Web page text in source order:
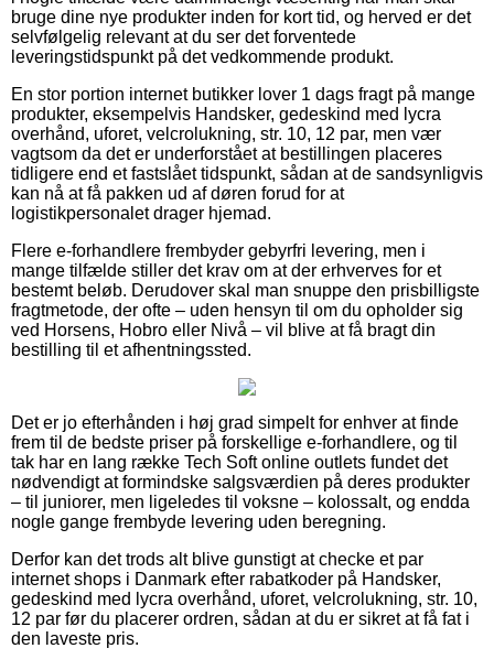
bruge dine nye produkter inden for kort tid, og herved er det
selvfølgelig relevant at du ser det forventede
leveringstidspunkt på det vedkommende produkt.
En stor portion internet butikker lover 1 dags fragt på mange
produkter, eksempelvis Handsker, gedeskind med lycra
overhånd, uforet, velcrolukning, str. 10, 12 par, men vær
vagtsom da det er underforstået at bestillingen placeres
tidligere end et fastslået tidspunkt, sådan at de sandsynligvis
kan nå at få pakken ud af døren forud for at
logistikpersonalet drager hjemad.
Flere e-forhandlere frembyder gebyrfri levering, men i
mange tilfælde stiller det krav om at der erhverves for et
bestemt beløb. Derudover skal man snuppe den prisbilligste
fragtmetode, der ofte – uden hensyn til om du opholder sig
ved Horsens, Hobro eller Nivå – vil blive at få bragt din
bestilling til et afhentningssted.
Det er jo efterhånden i høj grad simpelt for enhver at finde
frem til de bedste priser på forskellige e-forhandlere, og til
tak har en lang række Tech Soft online outlets fundet det
nødvendigt at formindske salgsværdien på deres produkter
– til juniorer, men ligeledes til voksne – kolossalt, og endda
nogle gange frembyde levering uden beregning.
Derfor kan det trods alt blive gunstigt at checke et par
internet shops i Danmark efter rabatkoder på Handsker,
gedeskind med lycra overhånd, uforet, velcrolukning, str. 10,
12 par før du placerer ordren, sådan at du er sikret at få fat i
den laveste pris.